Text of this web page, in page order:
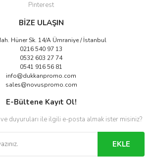
Pinterest
BİZE ULAŞIN
Hüner Sk. 14/A Ümraniye / İstanbul
0216 540 97 13
0532 603 27 74
0541 916 56 81
info@dukkanpromo.com
sales@novuspromo.com
E-Bültene Kayıt Ol!
ve duyuruları ile ilgili e-posta almak ister misiniz?
EKLE